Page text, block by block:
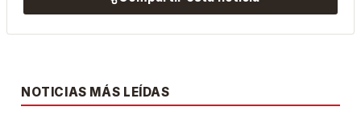
NOTICIAS MÁS LEÍDAS